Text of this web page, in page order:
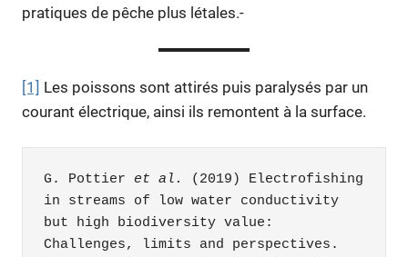
pratiques de pêche plus létales.-
[1] Les poissons sont attirés puis paralysés par un
courant électrique, ainsi ils remontent à la surface.
G. Pottier et al.
(2019) Electrofishing
in streams of low water conductivity
but high biodiversity value:
Challenges, limits and perspectives.